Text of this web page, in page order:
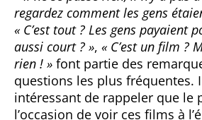
regardez comment les gens
« C’est tout ? Les gens payaient
aussi court ? », « C’est un film ?
rien ! » font partie des
questions les plus fréquentes.
intéressant de rappeler que le
l’occasion de voir ces films à